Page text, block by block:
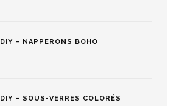
DIY – NAPPERONS BOHO
DIY – SOUS-VERRES COLORÉS